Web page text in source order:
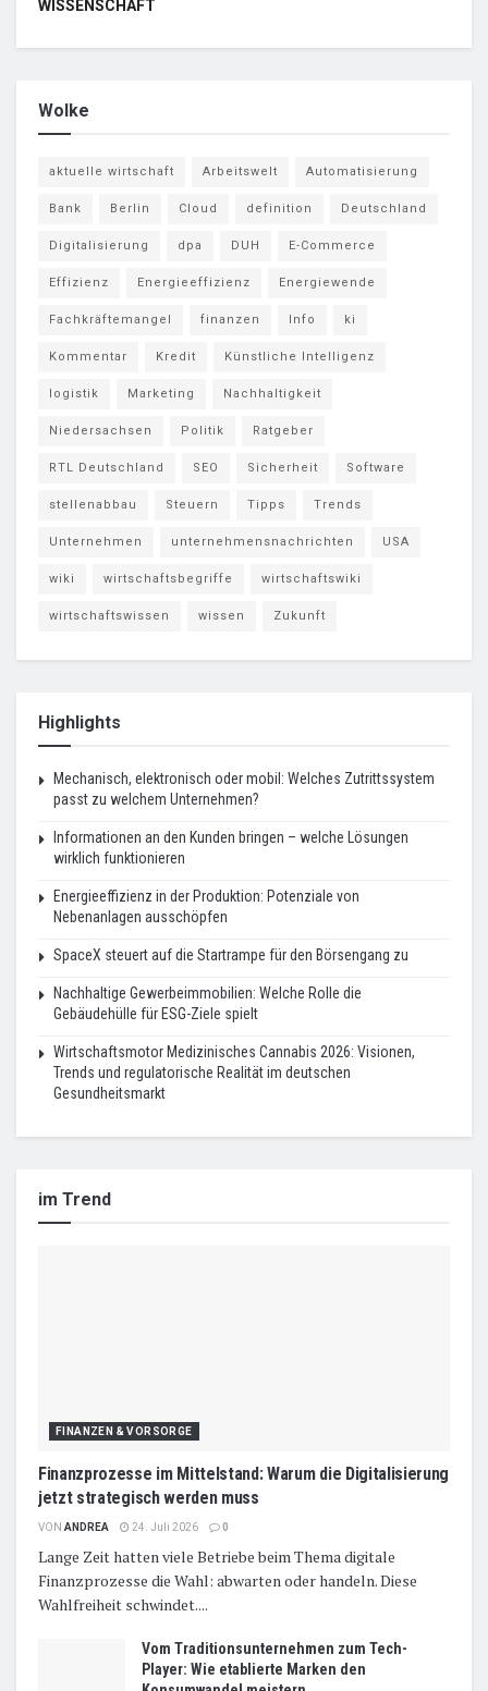
WISSENSCHAFT
Wolke
aktuelle wirtschaft Arbeitswelt Automatisierung
Bank Berlin Cloud definition Deutschland
Digitalisierung dpa DUH E-Commerce
Effizienz Energieeffizienz Energiewende
Fachkräftemangel finanzen Info ki
Kommentar Kredit Künstliche Intelligenz
logistik Marketing Nachhaltigkeit
Niedersachsen Politik Ratgeber
RTL Deutschland SEO Sicherheit Software
stellenabbau Steuern Tipps Trends
Unternehmen unternehmensnachrichten USA
wiki wirtschaftsbegriffe wirtschaftswiki
wirtschaftswissen wissen Zukunft
Highlights
Mechanisch, elektronisch oder mobil: Welches Zutrittssystem
passt zu welchem Unternehmen?
Informationen an den Kunden bringen – welche Lösungen
wirklich funktionieren
Energieeffizienz in der Produktion: Potenziale von
Nebenanlagen ausschöpfen
SpaceX steuert auf die Startrampe für den Börsengang zu
Nachhaltige Gewerbeimmobilien: Welche Rolle die
Gebäudehülle für ESG-Ziele spielt
Wirtschaftsmotor Medizinisches Cannabis 2026: Visionen,
Trends und regulatorische Realität im deutschen
Gesundheitsmarkt
im Trend
FINANZEN & VORSORGE
Finanzprozesse im Mittelstand: Warum die Digitalisierung
jetzt strategisch werden muss
VON ANDREA 24. Juli 2026 0
Lange Zeit hatten viele Betriebe beim Thema digitale
Finanzprozesse die Wahl: abwarten oder handeln. Diese
Wahlfreiheit schwindet....
Vom Traditionsunternehmen zum Tech-
Player: Wie etablierte Marken den